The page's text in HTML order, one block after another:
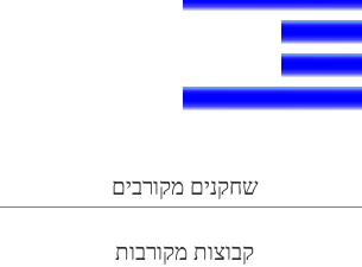
שחקנים מקורבים
קבוצות מקורבות